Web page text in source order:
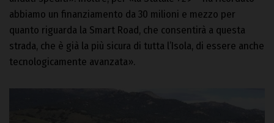
abbiamo un finanziamento da 30 milioni e mezzo per
quanto riguarda la Smart Road, che consentirà a questa
strada, che è già la più sicura di tutta l’Isola, di essere anche
tecnologicamente avanzata».